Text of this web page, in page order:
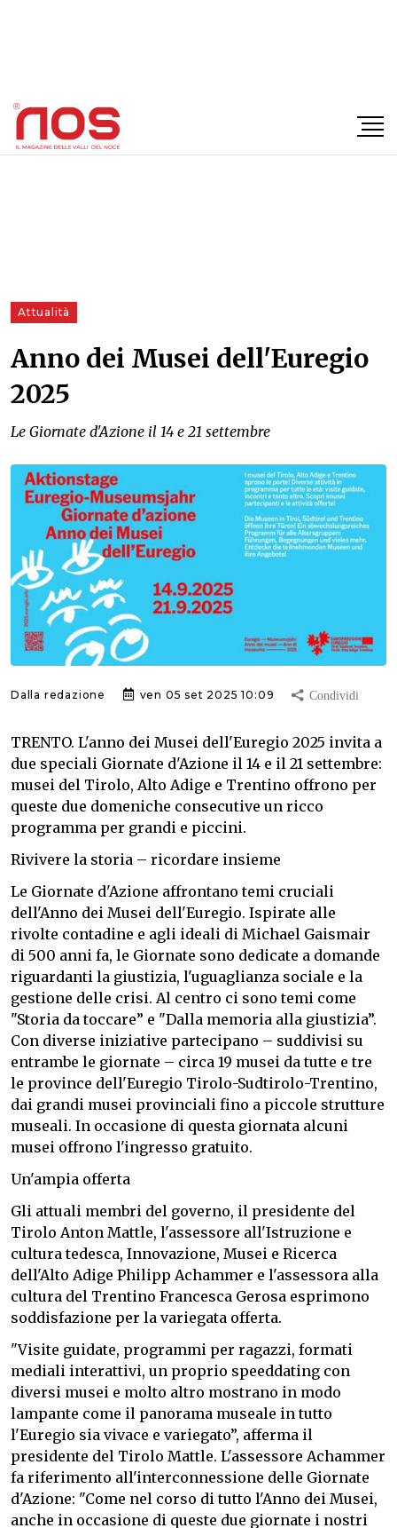
Attualità
Anno dei Musei dell'Euregio
2025
Le Giornate d'Azione il 14 e 21 settembre
Dalla redazione ven 05 set 2025 10:09
TRENTO. L'anno dei Musei dell'Euregio 2025 invita a
due speciali Giornate d'Azione il 14 e il 21 settembre:
musei del Tirolo, Alto Adige e Trentino offrono per
queste due domeniche consecutive un ricco
programma per grandi e piccini.
Rivivere la storia – ricordare insieme
Le Giornate d'Azione affrontano temi cruciali
dell'Anno dei Musei dell'Euregio. Ispirate alle
rivolte contadine e agli ideali di Michael Gaismair
di 500 anni fa, le Giornate sono dedicate a domande
riguardanti la giustizia, l'uguaglianza sociale e la
gestione delle crisi. Al centro ci sono temi come
"Storia da toccare” e "Dalla memoria alla giustizia”.
Con diverse iniziative partecipano – suddivisi su
entrambe le giornate – circa 19 musei da tutte e tre
le province dell'Euregio Tirolo-Sudtirolo-Trentino,
dai grandi musei provinciali fino a piccole strutture
museali. In occasione di questa giornata alcuni
musei offrono l'ingresso gratuito.
Un'ampia offerta
Gli attuali membri del governo, il presidente del
Tirolo Anton Mattle, l'assessore all'Istruzione e
cultura tedesca, Innovazione, Musei e Ricerca
dell'Alto Adige Philipp Achammer e l'assessora alla
cultura del Trentino Francesca Gerosa esprimono
soddisfazione per la variegata offerta.
"Visite guidate, programmi per ragazzi, formati
mediali interattivi, un proprio speeddating con
diversi musei e molto altro mostrano in modo
lampante come il panorama museale in tutto
l'Euregio sia vivace e variegato”, afferma il
presidente del Tirolo Mattle. L'assessore Achammer
fa riferimento all'interconnessione delle Giornate
d'Azione: "Come nel corso di tutto l'Anno dei Musei,
anche in occasione di queste due giornate i nostri